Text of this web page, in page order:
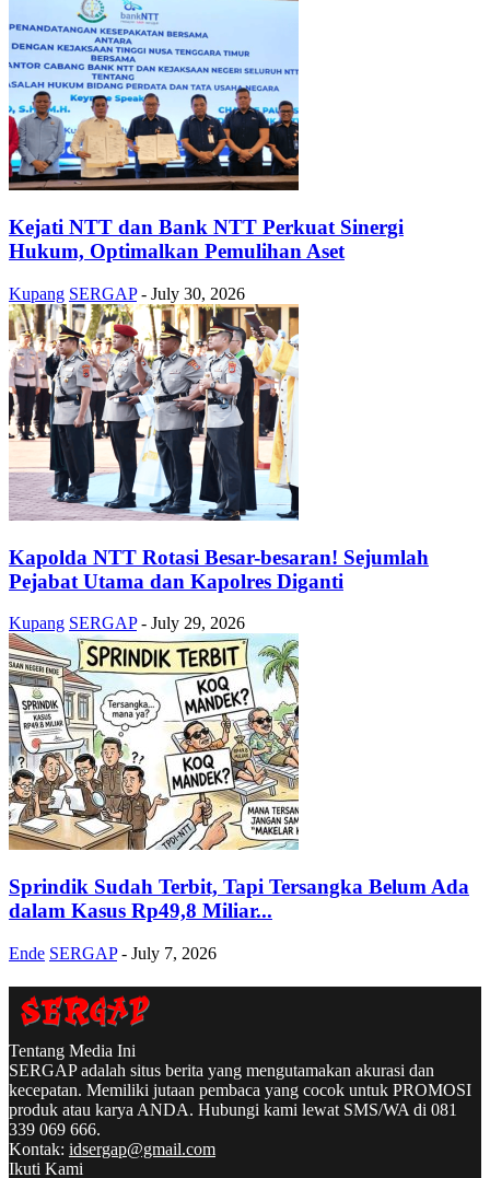
Kejati NTT dan Bank NTT Perkuat Sinergi
Hukum, Optimalkan Pemulihan Aset
Kupang SERGAP - July 30, 2026
Kapolda NTT Rotasi Besar-besaran! Sejumlah
Pejabat Utama dan Kapolres Diganti
Kupang SERGAP - July 29, 2026
Sprindik Sudah Terbit, Tapi Tersangka Belum Ada
dalam Kasus Rp49,8 Miliar...
Ende SERGAP - July 7, 2026
Tentang Media Ini
SERGAP adalah situs berita yang mengutamakan akurasi dan
kecepatan. Memiliki jutaan pembaca yang cocok untuk PROMOSI
produk atau karya ANDA. Hubungi kami lewat SMS/WA di 081
339 069 666.
Kontak: idsergap@gmail.com
Ikuti Kami